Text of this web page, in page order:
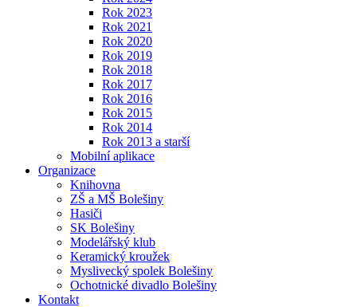
Rok 2023
Rok 2021
Rok 2020
Rok 2019
Rok 2018
Rok 2017
Rok 2016
Rok 2015
Rok 2014
Rok 2013 a starší
Mobilní aplikace
Organizace
Knihovna
ZŠ a MŠ Bolešiny
Hasiči
SK Bolešiny
Modelářský klub
Keramický kroužek
Myslivecký spolek Bolešiny
Ochotnické divadlo Bolešiny
Kontakt